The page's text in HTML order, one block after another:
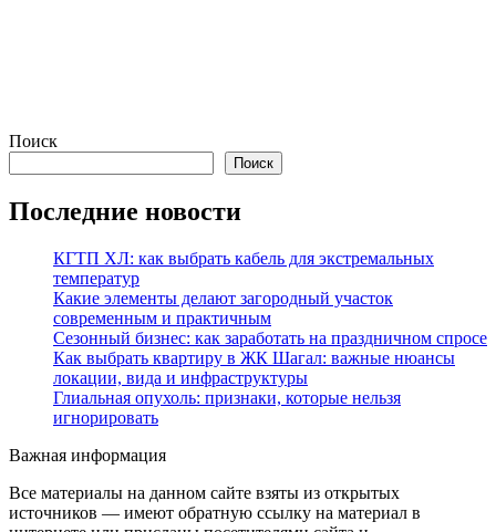
Поиск
Поиск
Последние новости
КГТП ХЛ: как выбрать кабель для экстремальных
температур
Какие элементы делают загородный участок
современным и практичным
Сезонный бизнес: как заработать на праздничном спросе
Как выбрать квартиру в ЖК Шагал: важные нюансы
локации, вида и инфраструктуры
Глиальная опухоль: признаки, которые нельзя
игнорировать
Важная информация
Все материалы на данном сайте взяты из открытых
источников — имеют обратную ссылку на материал в